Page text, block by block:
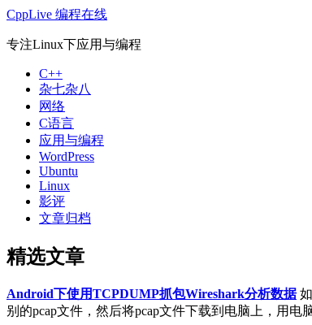
CppLive 编程在线
专注Linux下应用与编程
C++
杂七杂八
网络
C语言
应用与编程
WordPress
Ubuntu
Linux
影评
文章归档
精选文章
Android下使用TCPDUMP抓包Wireshark分析数据如
别的pcap文件，然后将pcap文件下载到电脑上，用电